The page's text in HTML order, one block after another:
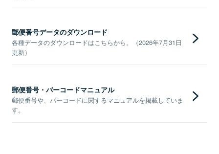
郵便番号データのダウンロード
各種データのダウンロードはこちらから。（2026年7月31日
更新）
郵便番号・バーコードマニュアル
郵便番号や、バーコードに関するマニュアルを掲載していま
す。